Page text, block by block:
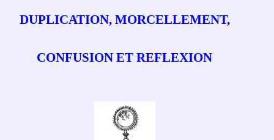
DUPLICATION, MORCELLEMENT,
CONFUSION ET REFLEXION